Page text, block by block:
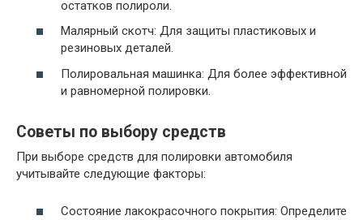
остатков полироли.
Малярный скотч: Для защиты пластиковых и
резиновых деталей.
Полировальная машинка: Для более эффективной
и равномерной полировки.
Советы по выбору средств
При выборе средств для полировки автомобиля
учитывайте следующие факторы:
Состояние лакокрасочного покрытия: Определите